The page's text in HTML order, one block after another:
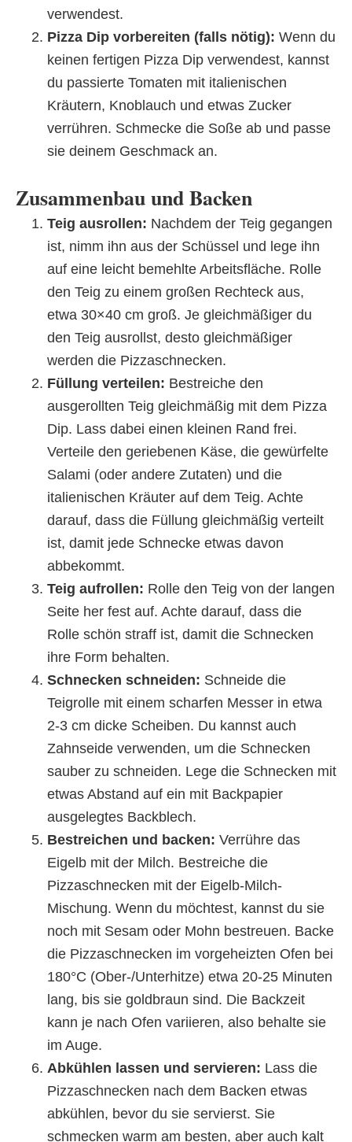
verwendest.
Pizza Dip vorbereiten (falls nötig): Wenn du
keinen fertigen Pizza Dip verwendest, kannst
du passierte Tomaten mit italienischen
Kräutern, Knoblauch und etwas Zucker
verrühren. Schmecke die Soße ab und passe
sie deinem Geschmack an.
Zusammenbau und Backen
Teig ausrollen: Nachdem der Teig gegangen
ist, nimm ihn aus der Schüssel und lege ihn
auf eine leicht bemehlte Arbeitsfläche. Rolle
den Teig zu einem großen Rechteck aus,
etwa 30×40 cm groß. Je gleichmäßiger du
den Teig ausrollst, desto gleichmäßiger
werden die Pizzaschnecken.
Füllung verteilen: Bestreiche den
ausgerollten Teig gleichmäßig mit dem Pizza
Dip. Lass dabei einen kleinen Rand frei.
Verteile den geriebenen Käse, die gewürfelte
Salami (oder andere Zutaten) und die
italienischen Kräuter auf dem Teig. Achte
darauf, dass die Füllung gleichmäßig verteilt
ist, damit jede Schnecke etwas davon
abbekommt.
Teig aufrollen: Rolle den Teig von der langen
Seite her fest auf. Achte darauf, dass die
Rolle schön straff ist, damit die Schnecken
ihre Form behalten.
Schnecken schneiden: Schneide die
Teigrolle mit einem scharfen Messer in etwa
2-3 cm dicke Scheiben. Du kannst auch
Zahnseide verwenden, um die Schnecken
sauber zu schneiden. Lege die Schnecken mit
etwas Abstand auf ein mit Backpapier
ausgelegtes Backblech.
Bestreichen und backen: Verrühre das
Eigelb mit der Milch. Bestreiche die
Pizzaschnecken mit der Eigelb-Milch-
Mischung. Wenn du möchtest, kannst du sie
noch mit Sesam oder Mohn bestreuen. Backe
die Pizzaschnecken im vorgeheizten Ofen bei
180°C (Ober-/Unterhitze) etwa 20-25 Minuten
lang, bis sie goldbraun sind. Die Backzeit
kann je nach Ofen variieren, also behalte sie
im Auge.
Abkühlen lassen und servieren: Lass die
Pizzaschnecken nach dem Backen etwas
abkühlen, bevor du sie servierst. Sie
schmecken warm am besten, aber auch kalt